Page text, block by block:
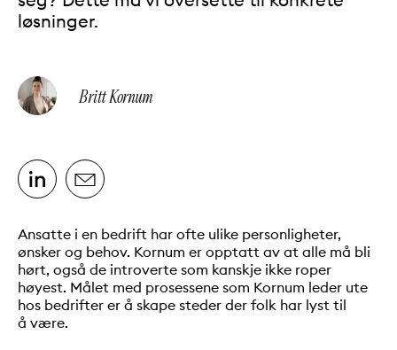
løsninger.
Skrevet av:Britt Kornum
Del på LinkedIn
Del på e-post
Ansatte i en bedrift har ofte ulike personligheter,
ønsker og behov. Kornum er opptatt av at alle må bli
hørt, også de introverte som kanskje ikke roper
høyest. Målet med prosessene som Kornum leder ute
hos bedrifter er å skape steder der folk har lyst til
å være.